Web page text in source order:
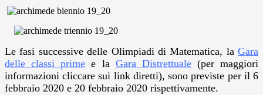
Le fasi successive delle Olimpiadi di Matematica, la Gara
delle classi prime e la Gara Distrettuale(per maggiori
informazioni cliccare sui link diretti), sono previste per il 6
febbraio 2020 e 20 febbraio 2020 rispettivamente.